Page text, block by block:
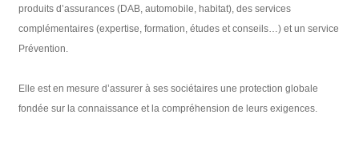
produits d’assurances (DAB, automobile, habitat), des services
complémentaires (expertise, formation, études et conseils…) et un service
Prévention.
Elle est en mesure d’assurer à ses sociétaires une protection globale
fondée sur la connaissance et la compréhension de leurs exigences.